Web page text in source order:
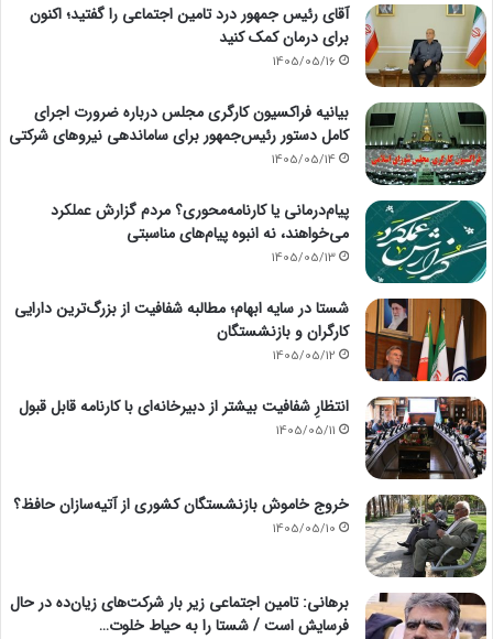
آقای رئیس جمهور درد تامین اجتماعی را گفتید؛ اکنون
برای درمان کمک کنید
1405/05/16
بیانیه فراکسیون کارگری مجلس درباره ضرورت اجرای
کامل دستور رئیس‌جمهور برای ساماندهی نیروهای شرکتی
1405/05/14
پیام‌درمانی یا کارنامه‌محوری؟ مردم گزارش عملکرد
می‌خواهند، نه انبوه پیام‌های مناسبتی
1405/05/13
شستا در سایه ابهام؛ مطالبه شفافیت از بزرگ‌ترین دارایی
کارگران و بازنشستگان
1405/05/12
انتظارِ شفافیت بیشتر از دبیرخانه‌ای با کارنامه قابل قبول
1405/05/11
خروج خاموش بازنشستگان کشوری از آتیه‌سازان حافظ؟
1405/05/10
برهانی: تامین اجتماعی زیر بار شرکت‌های زیان‌ده در حال
فرسایش است / شستا را به حیاط خلوت…